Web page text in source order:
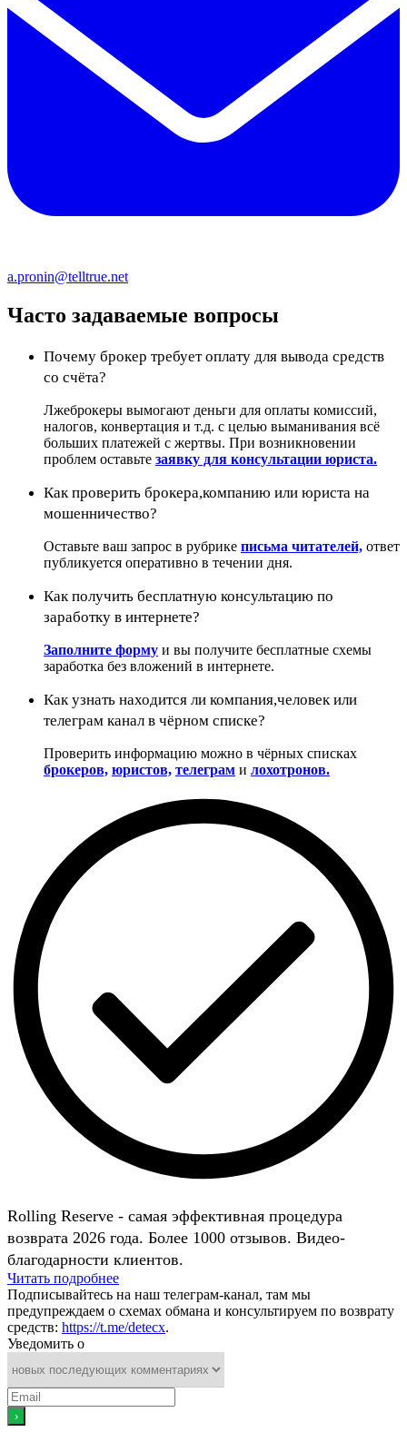
a.pronin@telltrue.net
Часто задаваемые вопросы
Почему брокер требует оплату для вывода средств
со счёта?
Лжеброкеры вымогают деньги для оплаты комиссий,
налогов, конвертация и т.д. с целью выманивания всё
больших платежей с жертвы. При возникновении
проблем оставьте заявку для консультации юриста.
Как проверить брокера,компанию или юриста на
мошенничество?
Оставьте ваш запрос в рубрике письма читателей, ответ
публикуется оперативно в течении дня.
Как получить бесплатную консультацию по
заработку в интернете?
Заполните форму и вы получите бесплатные схемы
заработка без вложений в интернете.
Как узнать находится ли компания,человек или
телеграм канал в чёрном списке?
Проверить информацию можно в чёрных списках
брокеров, юристов, телеграм и лохотронов.
Rolling Reserve - самая эффективная процедура
возврата 2026 года. Более 1000 отзывов. Видео-
благодарности клиентов.
Читать подробнее
Подписывайтесь на наш телеграм-канал, там мы
предупреждаем о схемах обмана и консультируем по возврату
средств: https://t.me/detecx.
Уведомить о